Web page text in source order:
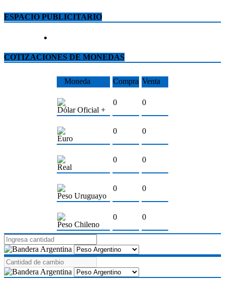
ESPACIO PUBLICITARIO
COTIZACIONES DE MONEDAS
Moneda Compra Venta
Dólar Oficial +
0 0
Euro
0 0
Real
0 0
Peso Uruguayo
0 0
Peso Chileno
0 0